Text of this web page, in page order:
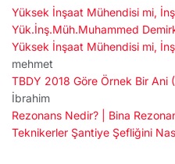
Yüksek İnşaat Mühendisi mi,
Yük.İnş.Müh.Muhammed
Yüksek İnşaat Mühendisi mi,
mehmet
TBDY 2018 Göre Örnek Bir Ani
İbrahim
Rezonans Nedir? | Bina
Teknikerler Şantiye Şefliğini